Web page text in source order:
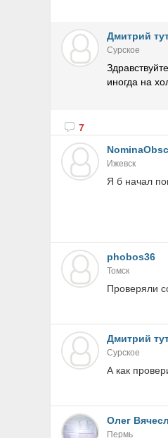
Дмитрий
Сурское
иногда на
7
Ижевск
Я б начал
phobos36
Томск
Проверяли
Дмитрий
Сурское
А как
Олег
Пермь